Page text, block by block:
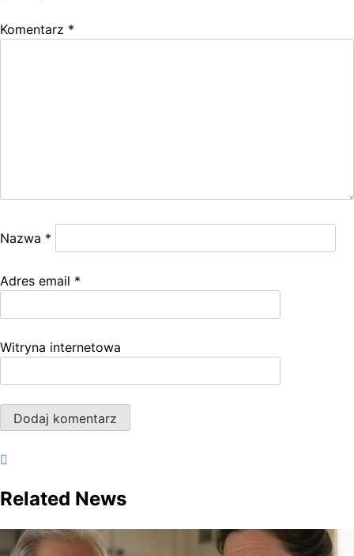
Komentarz *
Nazwa *
Adres email *
Witryna internetowa
Related News